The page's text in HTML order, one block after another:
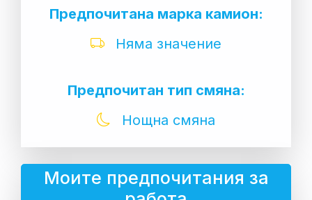
Предпочитана марка камион:
Няма значение
Предпочитан тип смяна:
Нощна смяна
Моите предпочитания за